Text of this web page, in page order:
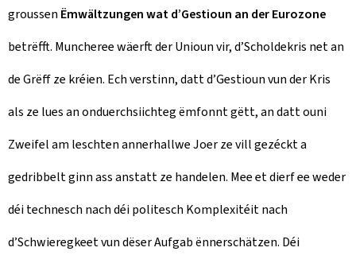
groussen Ëmwältzungen wat d’Gestioun an der Eurozone
betrëfft. Muncheree wäerft der Unioun vir, d’Scholdekris net an
de Grëff ze kréien. Ech verstinn, datt d’Gestioun vun der Kris
als ze lues an onduerchsiichteg ëmfonnt gëtt, an datt ouni
Zweifel am leschten annerhallwe Joer ze vill gezéckt a
gedribbelt ginn ass anstatt ze handelen. Mee et dierf ee weder
déi technesch nach déi politesch Komplexitéit nach
d’Schwieregkeet vun dëser Aufgab ënnerschätzen. Déi